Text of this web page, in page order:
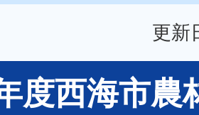
更新
度西海市農